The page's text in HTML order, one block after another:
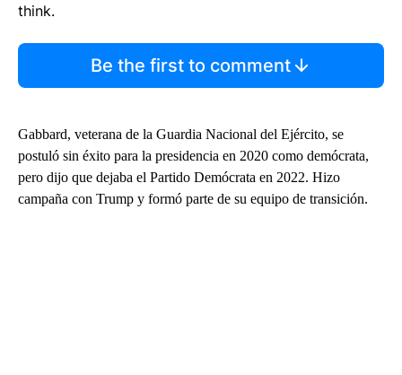
think.
Be the first to comment
Gabbard, veterana de la Guardia Nacional del Ejército, se
postuló sin éxito para la presidencia en 2020 como demócrata,
pero dijo que dejaba el Partido Demócrata en 2022. Hizo
campaña con Trump y formó parte de su equipo de transición.